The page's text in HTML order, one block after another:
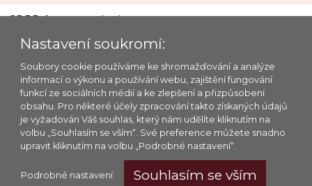
GDPR | mapa stránek
Platforma @OIS Český Krumlov
Provozovatel webu: MĚSTSKÉ DIVADLO ČESKÝ
KRUMLOV o.p.s., IČ: 65006267, spisová značka: O 1
vedená u Krajského soudu v Č. Budějovicích ze dne
1. dubna 1996
Webové stránky
Městského divadla Český Krumlov
jsou publikovány pod licencí CC BY-NC-SA 4.0
Nastavení soukromí:
Soubory cookie používáme ke shromažďování a analýze
informací o výkonu a používání webu, zajištění fungování
funkcí ze sociálních médií a ke zlepšení a přizpůsobení
obsahu. Pro některé účely zpracování takto získaných údajů
je vyžadován Váš souhlas, který nám udělíte kliknutím na
volbu „Souhlasím se vším“. Své preference můžete snadno
upravit kliknutím na volbu „Podrobné nastavení“.
Podrobné nastavení Souhlasím se vším